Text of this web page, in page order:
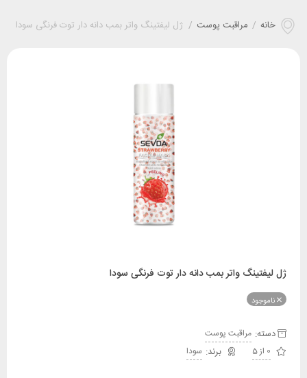
خانه / مراقبت پوست / ژل لیفتینگ واتر بمب دانه دار توت فرنگی سودا
ژل لیفتینگ واتر بمب دانه دار توت فرنگی سودا
ناموجود
دسته: مراقبت پوست
0 از 5
سودا